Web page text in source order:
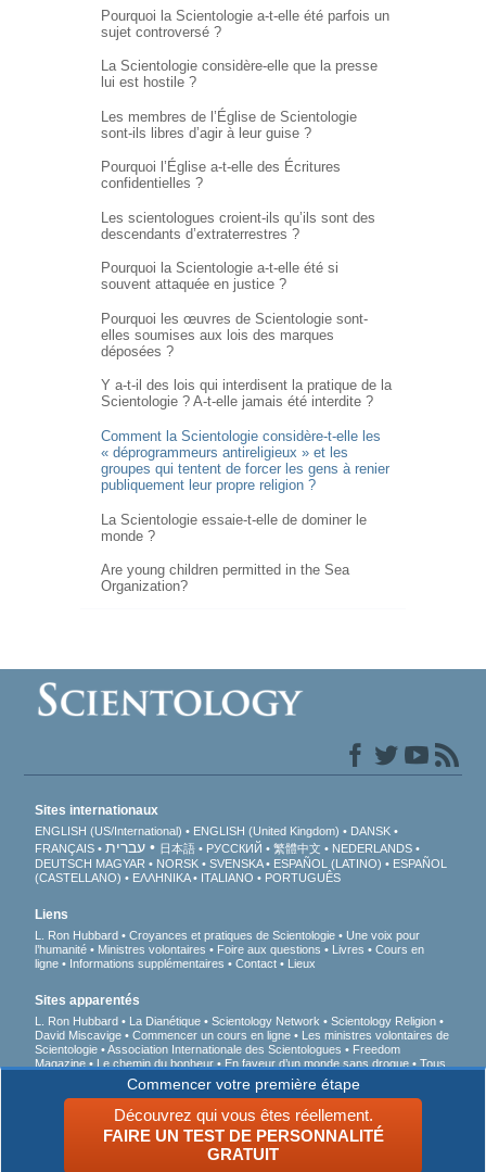
Pourquoi la Scientologie a-t-elle été parfois un
sujet controversé ?
La Scientologie considère-elle que la presse
lui est hostile ?
Les membres de l’Église de Scientologie
sont-ils libres d’agir à leur guise ?
Pourquoi l’Église a-t-elledes Écritures
confidentielles ?
Les scientologues croient-ils qu’ils sont des
descendants d’extraterrestres ?
Pourquoi la Scientologie a-t-elle été si
souvent attaquée en justice ?
Pourquoi les œuvres de Scientologie sont-
elles soumises aux lois des marques
déposées ?
Y a-t-il des lois qui interdisent la pratique de la
Scientologie ? A-t-ellejamais été interdite ?
Comment la Scientologie considère-t-elleles
« déprogrammeurs antireligieux » et les
groupes qui tentent de forcer les gens à renier
publiquement leur propre religion ?
La Scientologie essaie-t-elle de dominer le
monde ?
Are young children permitted in the Sea
Organization?
Commencer votre première étape
Découvrez qui vous êtes réellement.
FAIRE UN TEST DE PERSONNALITÉ
GRATUIT
Sites internationaux
ENGLISH (US/International) ENGLISH (United Kingdom)
DANSK
FRANÇAIS
עברית 日本語 РУССКИЙ 繁體中文
NEDERLANDS
DEUTSCH MAGYAR NORSK SVENSKA ESPAÑOL (LATINO)
ESPAÑOL
(CASTELLANO)
ΕΛΛΗΝΙΚA ITALIANO PORTUGUÊS
Liens
L. Ron Hubbard Croyances et pratiques de Scientologie
Une voix pour
l’humanité
Ministres volontaires Foire aux questions Livres
Cours en
ligne
Informations supplémentaires Contact Lieux
Sites apparentés
L. Ron Hubbard La Dianétique Scientology Network
Scientology Religion
David Miscavige
Commencer un cours en ligne
Les ministres volontaires de
Scientologie
Association Internationale des Scientologues
Freedom
Magazine
Le chemin du bonheur En faveur d’un monde sans drogue
Tous
unis pour les droits de l’Homme
Des jeunes pour les droits de l’Homme
Commission des Citoyens pour les Droits de l’Homme
© 2026 Church of Scientology International. Tous droits de reproduction et
Avis de confidentialité •Politique en matière de cookies
Mentions légales